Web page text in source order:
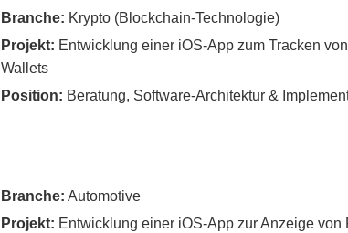
Branche: Krypto (Blockchain-Technologie)
Projekt: Entwicklung einer iOS-App zum Tracken
Wallets
Position: Beratung, Software-Architektur &
Branche: Automotive
Projekt: Entwicklung einer iOS-App zur Anzeige von